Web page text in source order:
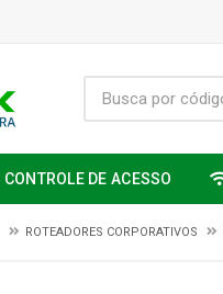
CONTROLE DE ACESSO
ROTEADORES CORPORATIVOS